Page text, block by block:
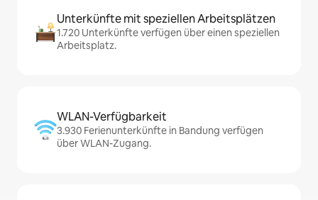
Unterkünfte mit speziellen Arbeitsplätzen
1.720 Unterkünfte verfügen über einen speziellen
Arbeitsplatz.
WLAN-Verfügbarkeit
3.930 Ferienunterkünfte in Bandung verfügen
über WLAN-Zugang.